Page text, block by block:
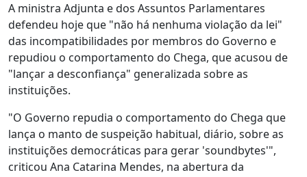
A ministra Adjunta e dos Assuntos Parlamentares
defendeu hoje que "não há nenhuma violação da lei"
das incompatibilidades por membros do Governo e
repudiou o comportamento do Chega, que acusou de
"lançar a desconfiança" generalizada sobre as
instituições.
"O Governo repudia o comportamento do Chega que
lança o manto de suspeição habitual, diário, sobre as
instituições democráticas para gerar 'soundbytes'",
criticou Ana Catarina Mendes, na abertura da